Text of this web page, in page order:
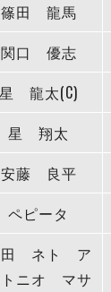
新居浜
篠田 龍馬
関口 優志
星 龍太(C)
星 翔太
安藤 良平
ペピータ
田 ネト ア
トニオ マサ